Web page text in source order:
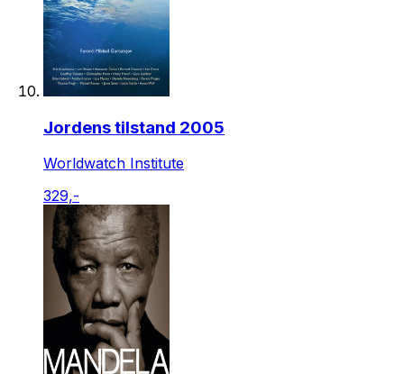
Jordens tilstand 2005
Worldwatch Institute
329,-